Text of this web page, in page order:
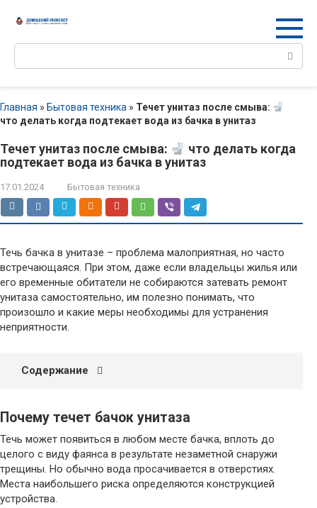
Поиск:
Главная » Бытовая техника » Течет унитаз после смыва:
что делать когда подтекает вода из бачка в унитаз
Течет унитаз после смыва:
что делать когда
подтекает вода из бачка в унитаз
17.01.2024 Бытовая техника
Течь бачка в унитазе – проблема малоприятная, но часто
встречающаяся. При этом, даже если владельцы жилья или
его временные обитатели не собираются затевать ремонт
унитаза самостоятельно, им полезно понимать, что
произошло и какие меры необходимы для устранения
неприятности.
Содержание
Почему течет бачок унитаза
Течь может появиться в любом месте бачка, вплоть до
целого с виду фаянса в результате незаметной снаружи
трещины. Но обычно вода просачивается в отверстиях.
Места наибольшего риска определяются конструкцией
устройства.